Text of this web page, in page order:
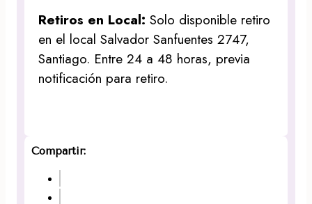
Retiros en Local:Solo disponible retiro
en el local Salvador Sanfuentes 2747,
Santiago. Entre 24 a 48 horas, previa
notificación para retiro.
Compartir: